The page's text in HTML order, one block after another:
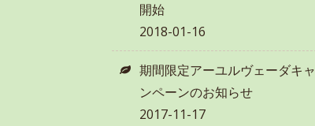
開始
2018-01-16
期間限定アーユルヴェーダキャ
ンペーンのお知らせ
2017-11-17